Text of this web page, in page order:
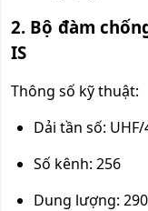
2. Bộ đàm
IS
Thông số kỹ thuật:
Dải tần số:
Số kênh: 256
Dung lượng: